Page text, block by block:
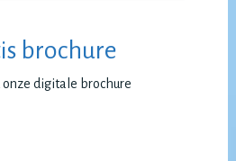
brochure
onze digitale brochure